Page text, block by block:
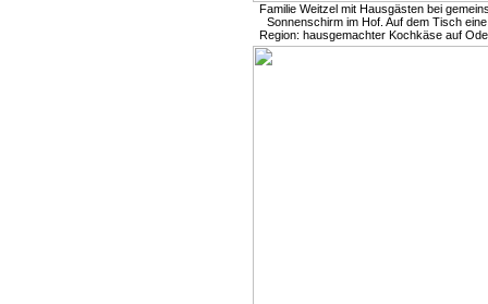
Familie Weitzel mit Hausgästen bei
Sonnenschirm im Hof. Auf dem Tisch
Region: hausgemachter Kochkäse auf